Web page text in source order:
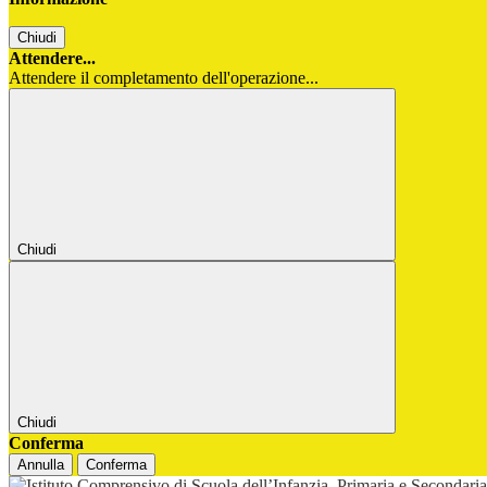
Chiudi
Attendere...
Attendere il completamento dell'operazione...
Chiudi
Chiudi
Conferma
Annulla Conferma